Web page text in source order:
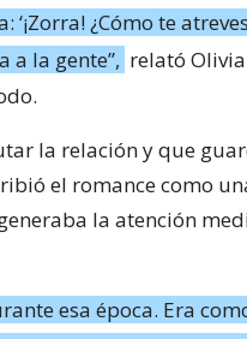
¿Cómo te
a la gente”, relató Olivia
la relación y que
el romance como
la atención
esa época. Era